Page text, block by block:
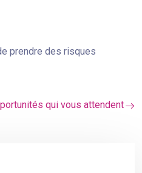
prendre des risques
qui vous attendent